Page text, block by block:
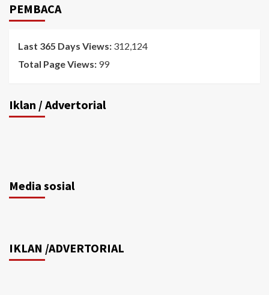
PEMBACA
Last 365 Days Views: 312,124
Total Page Views: 99
Iklan / Advertorial
Media sosial
IKLAN /ADVERTORIAL